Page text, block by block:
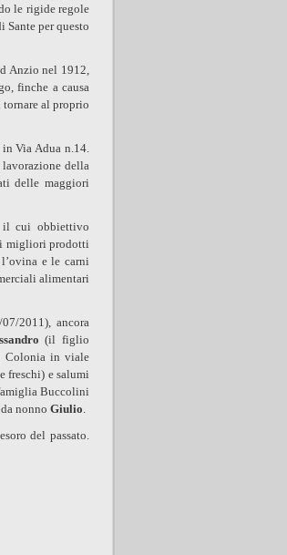
le rigide regole
Sante per questo
Anzio nel 1912,
finche a causa
al proprio
Via Adua n.14.
della
delle maggiori
cui obbiettivo
migliori prodotti
e le carni
alimentari
2011), ancora
(il figlio
Colonia in viale
freschi) e salumi
Buccolini
nonno Giulio.
del passato.